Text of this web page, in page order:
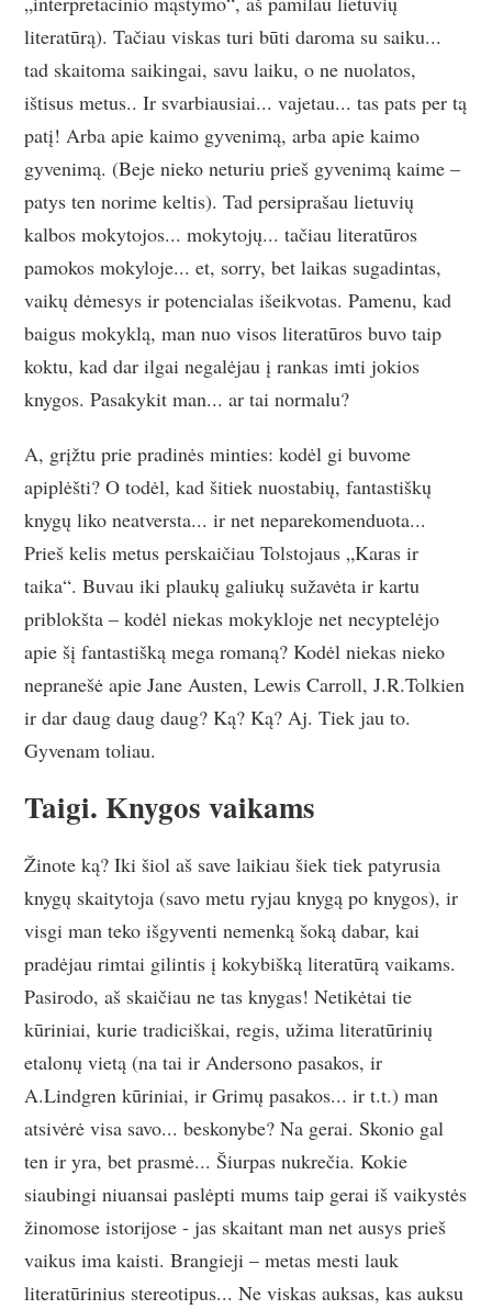
literatūrą). Tačiau viskas turi būti daroma su saiku...
tad skaitoma saikingai, savu laiku, o ne nuolatos,
ištisus metus.. Ir svarbiausiai... vajetau... tas pats per tą
patį! Arba apie kaimo gyvenimą, arba apie kaimo
gyvenimą. (Beje nieko neturiu prieš gyvenimą kaime –
patys ten norime keltis). Tad persiprašau lietuvių
kalbos mokytojos... mokytojų... tačiau literatūros
pamokos mokyloje... et, sorry, bet laikas sugadintas,
vaikų dėmesys ir potencialas išeikvotas. Pamenu, kad
baigus mokyklą, man nuo visos literatūros buvo taip
koktu, kad dar ilgai negalėjau į rankas imti jokios
knygos. Pasakykit man... ar tai normalu?
A, grįžtu prie pradinės minties: kodėl gi buvome
apiplėšti? O todėl, kad šitiek nuostabių, fantastiškų
knygų liko neatversta... ir net neparekomenduota...
Prieš kelis metus perskaičiau Tolstojaus „Karas ir
taika“. Buvau iki plaukų galiukų sužavėta ir kartu
priblokšta – kodėl niekas mokykloje net necyptelėjo
apie šį fantastišką mega romaną? Kodėl niekas nieko
nepranešė apie Jane Austen, Lewis Carroll, J.R.Tolkien
ir dar daug daug daug? Ką? Ką? Aj. Tiek jau to.
Gyvenam toliau.
Taigi. Knygos vaikams
Žinote ką? Iki šiol aš save laikiau šiek tiek patyrusia
knygų skaitytoja (savo metu ryjau knygą po knygos), ir
visgi man teko išgyventi nemenką šoką dabar, kai
pradėjau rimtai gilintis į kokybišką literatūrą vaikams.
Pasirodo, aš skaičiau ne tas knygas! Netikėtai tie
kūriniai, kurie tradiciškai, regis, užima literatūrinių
etalonų vietą (na tai ir Andersono pasakos, ir
A.Lindgren kūriniai, ir Grimų pasakos... ir t.t.) man
atsivėrė visa savo... beskonybe? Na gerai. Skonio gal
ten ir yra, bet prasmė... Šiurpas nukrečia. Kokie
siaubingi niuansai paslėpti mums taip gerai iš vaikystės
žinomose istorijose - jas skaitant man net ausys prieš
vaikus ima kaisti. Brangieji – metas mesti lauk
literatūrinius stereotipus... Ne viskas auksas, kas auksu